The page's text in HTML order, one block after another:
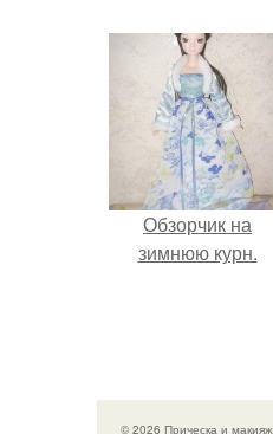
Обзорчик на
зимнюю курн.
© 2026 Прическа и макияж